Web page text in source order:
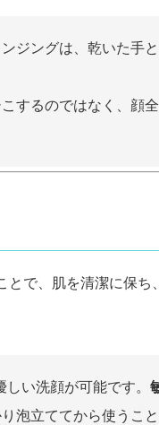
ジングは、乾いた
するのではなく、顔
で、肌を清潔に保ち
い洗顔が可能です。
泡立ててから使うこ